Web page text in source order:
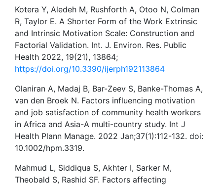
Kotera Y, Aledeh M, Rushforth A, Otoo N, Colman
R, Taylor E. A Shorter Form of the Work Extrinsic
and Intrinsic Motivation Scale: Construction and
Factorial Validation. Int. J. Environ. Res. Public
Health 2022, 19(21), 13864;
https://doi.org/10.3390/ijerph192113864
Olaniran A, Madaj B, Bar-Zeev S, Banke-Thomas A,
van den Broek N. Factors influencing motivation
and job satisfaction of community health workers
in Africa and Asia-A multi-country study. Int J
Health Plann Manage. 2022 Jan;37(1):112-132. doi:
10.1002/hpm.3319.
Mahmud L, Siddiqua S, Akhter I, Sarker M,
Theobald S, Rashid SF. Factors affecting